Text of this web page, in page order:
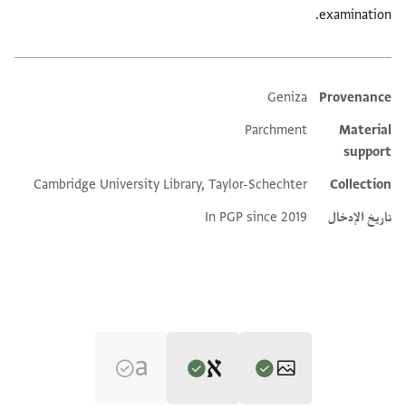
examination.
Additional metadata
Provenance
Geniza
Material
support
Parchment
Collection
Cambridge University Library, Taylor-Schechter
تاريخ الإدخال
In PGP since 2019